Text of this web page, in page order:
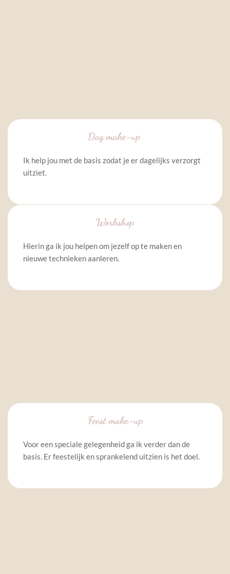
Dag make-up
Ik help jou met de basis zodat je er dagelijks verzorgt
uitziet.
Workshop
Hierin ga ik jou helpen om jezelf op te maken en
nieuwe technieken aanleren.
Feest make-up
Voor een speciale gelegenheid ga ik verder dan de
basis. Er feestelijk en sprankelend uitzien is het doel.